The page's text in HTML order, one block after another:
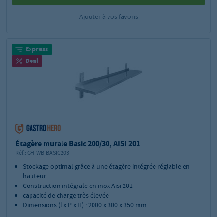
Ajouter à vos favoris
Express
Deal
Étagère murale Basic 200/30, AISI 201
Réf.: GH-WB-BASIC203
Stockage optimal grâce à une étagère intégrée réglable en
hauteur
Construction intégrale en inox Aisi 201
capacité de charge très élevée
Dimensions (l x P x H) : 2000 x 300 x 350 mm